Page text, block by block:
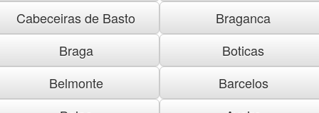
Cabeceiras de Basto
Braganca
Braga
Boticas
Belmonte
Barcelos